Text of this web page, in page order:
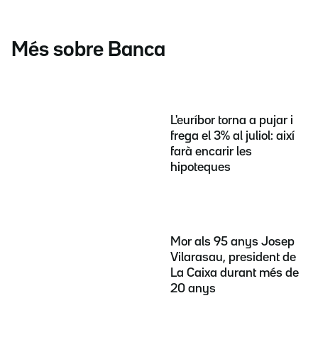
Més sobre Banca
L'euríbor torna a pujar i
frega el 3% al juliol: així
farà encarir les
hipoteques
Mor als 95 anys Josep
Vilarasau, president de
La Caixa durant més de
20 anys